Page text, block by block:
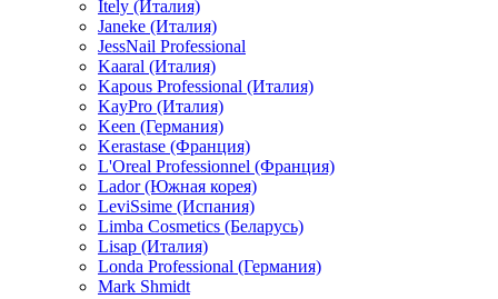
Itely (Италия)
Janeke (Италия)
JessNail Professional
Kaaral (Италия)
Kapous Professional (Италия)
KayPro (Италия)
Keen (Германия)
Kerastase (Франция)
L'Oreal Professionnel (Франция)
Lador (Южная корея)
LeviSsime (Испания)
Limba Cosmetics (Беларусь)
Lisap (Италия)
Londa Professional (Германия)
Mark Shmidt